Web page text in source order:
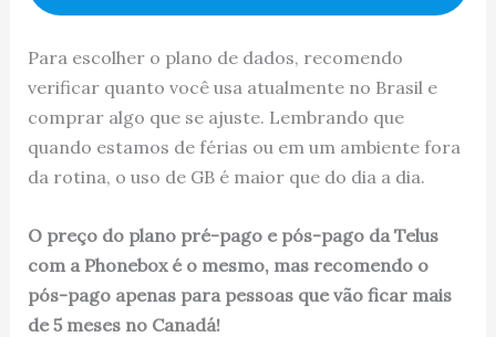
Para escolher o plano de dados, recomendo
verificar quanto você usa atualmente no Brasil e
comprar algo que se ajuste. Lembrando que
quando estamos de férias ou em um ambiente fora
da rotina, o uso de GB é maior que do dia a dia.
O preço do plano pré-pago e pós-pago da Telus
com a Phonebox é o mesmo, mas recomendo o
pós-pago apenas para pessoas que vão ficar mais
de 5 meses no Canadá!